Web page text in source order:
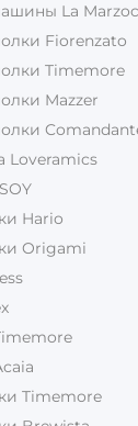
La
Fiorenzato
Timemore
Mazzer
Loveramics
Hario
Origami
Timemore